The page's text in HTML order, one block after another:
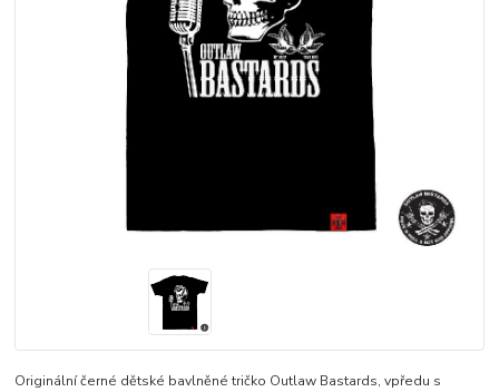
Originální černé dětské bavlněné tričko Outlaw Bastards, vpředu s